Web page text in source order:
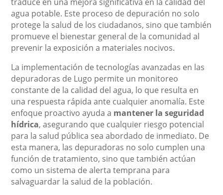
agua potable. Este proceso de depuración no solo
protege la salud de los ciudadanos, sino que también
promueve el bienestar general de la comunidad al
prevenir la exposición a materiales nocivos.
La implementación de tecnologías avanzadas en las
depuradoras de Lugo permite un monitoreo
constante de la calidad del agua, lo que resulta en
una respuesta rápida ante cualquier anomalía. Este
enfoque proactivo ayuda a mantener la seguridad
hídrica, asegurando que cualquier riesgo potencial
para la salud pública sea abordado de inmediato. De
esta manera, las depuradoras no solo cumplen una
función de tratamiento, sino que también actúan
como un sistema de alerta temprana para
salvaguardar la salud de la población.